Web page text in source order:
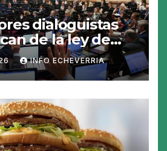
dialoguistas
de la ley de
en jaque su
en el Senado
INFO ECHEVERRIA